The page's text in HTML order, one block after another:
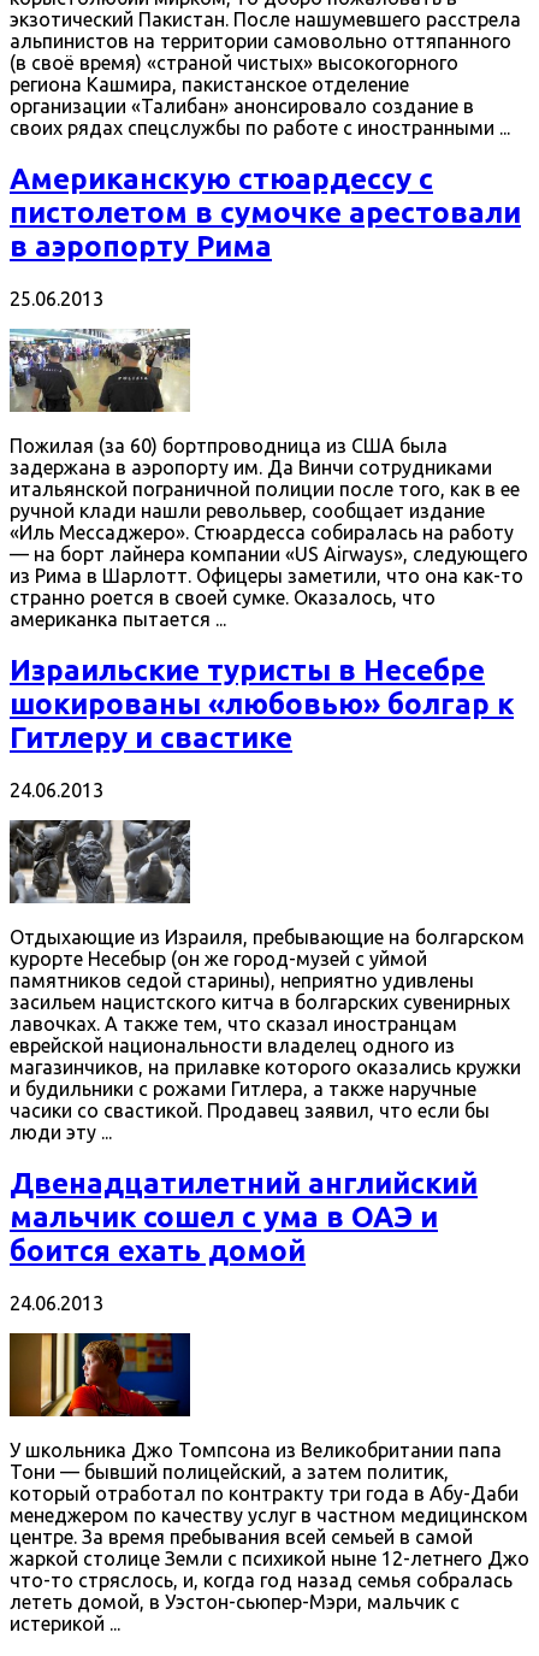
экзотический Пакистан. После нашумевшего расстрела
альпинистов на территории самовольно оттяпанного
(в своё время) «страной чистых» высокогорного
региона Кашмира, пакистанское отделение
организации «Талибан» анонсировало создание в
своих рядах спецслужбы по работе с иностранными ...
Американскую стюардессу с
пистолетом в сумочке арестовали
в аэропорту Рима
25.06.2013
Пожилая (за 60) бортпроводница из США была
задержана в аэропорту им. Да Винчи сотрудниками
итальянской пограничной полиции после того, как в ее
ручной клади нашли револьвер, сообщает издание
«Иль Мессаджеро». Стюардесса собиралась на работу
— на борт лайнера компании «US Airways», следующего
из Рима в Шарлотт. Офицеры заметили, что она как-то
странно роется в своей сумке. Оказалось, что
американка пытается ...
Израильские туристы в Несебре
шокированы «любовью» болгар к
Гитлеру и свастике
24.06.2013
Отдыхающие из Израиля, пребывающие на болгарском
курорте Несебыр (он же город-музей с уймой
памятников седой старины), неприятно удивлены
засильем нацистского китча в болгарских сувенирных
лавочках. А также тем, что сказал иностранцам
еврейской национальности владелец одного из
магазинчиков, на прилавке которого оказались кружки
и будильники с рожами Гитлера, а также наручные
часики со свастикой. Продавец заявил, что если бы
люди эту ...
Двенадцатилетний английский
мальчик сошел с ума в ОАЭ и
боится ехать домой
24.06.2013
У школьника Джо Томпсона из Великобритании папа
Тони — бывший полицейский, а затем политик,
который отработал по контракту три года в Абу-Даби
менеджером по качеству услуг в частном медицинском
центре. За время пребывания всей семьей в самой
жаркой столице Земли с психикой ныне 12-летнего Джо
что-то стряслось, и, когда год назад семья собралась
лететь домой, в Уэстон-сьюпер-Мэри, мальчик с
истерикой ...